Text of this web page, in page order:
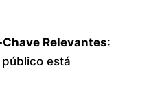
Relevantes:
está